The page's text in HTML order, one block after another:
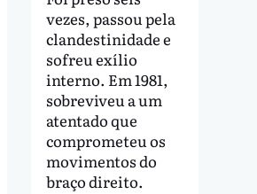
vezes, passou pela
clandestinidade e
sofreu exílio
interno. Em 1981,
sobreviveu a um
atentado que
comprometeu os
movimentos do
braço direito.